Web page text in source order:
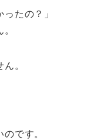
たの？」
。
です。